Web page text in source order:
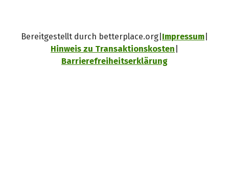
Bereitgestellt durch betterplace.org Impressum
Hinweis zu Transaktionskosten
Barrierefreiheitserklärung